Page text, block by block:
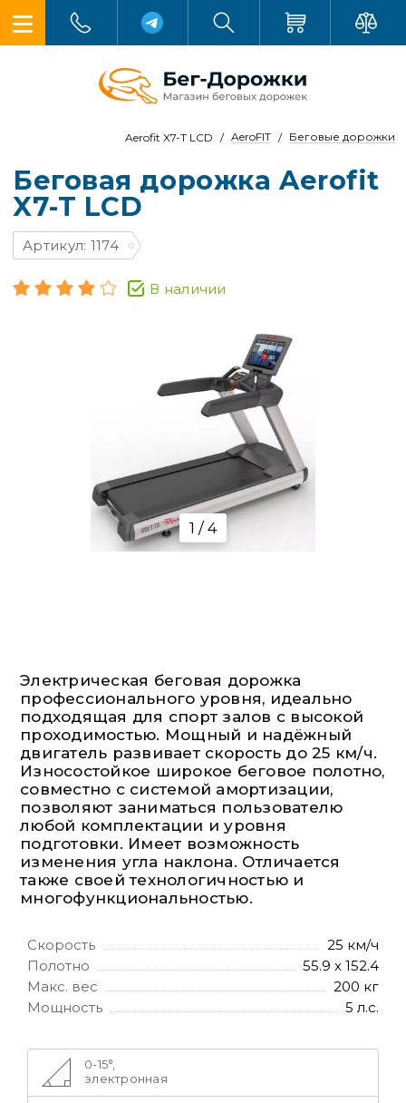
Беговые дорожки
AeroFIT
Aerofit X7-T LCD
Беговая дорожка Aerofit
X7-T LCD
Артикул: 1174
В наличии
1 / 4
Электрическая беговая дорожка
профессионального уровня, идеально
подходящая для спорт залов с высокой
проходимостью. Мощный и надёжный
двигатель развивает скорость до 25 км/ч.
Износостойкое широкое беговое полотно,
совместно с системой амортизации,
позволяют заниматься пользователю
любой комплектации и уровня
подготовки. Имеет возможность
изменения угла наклона. Отличается
также своей технологичностью и
многофункциональностью.
Скорость
25 км/ч
Полотно
55.9 x 152.4
Макс. вес
200 кг
Мощность
5 л.с.
0-15°,
электронная